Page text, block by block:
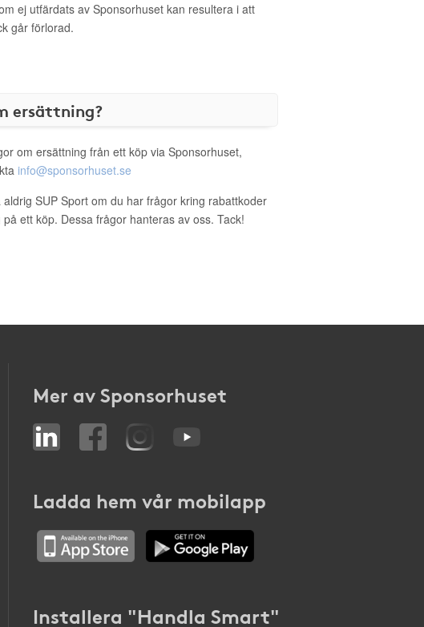
ej utfärdats av Sponsorhuset kan resultera i att
går förlorad.
ersättning?
om ersättning från ett köp via Sponsorhuset,
info@sponsorhuset.se
aldrig SUP Sport om du har frågor kring rabattkoder
ett köp. Dessa frågor hanteras av oss. Tack!
Mer av Sponsorhuset
Ladda hem vår mobilapp
Installera "Handla Smart"